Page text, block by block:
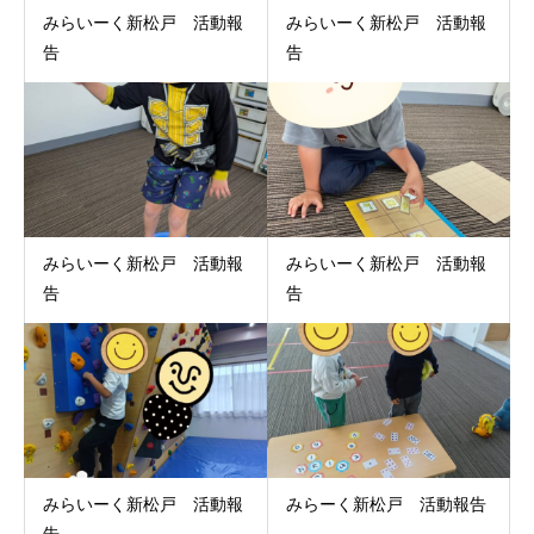
みらいーく新松戸 活動報
告
みらいーく新松戸 活動報
告
みらいーく新松戸 活動報
告
みらいーく新松戸 活動報
告
みらいーく新松戸 活動報
みらーく新松戸 活動報告